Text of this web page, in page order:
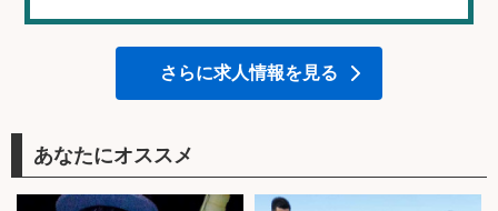
さらに求人情報を見る
あなたにオススメ